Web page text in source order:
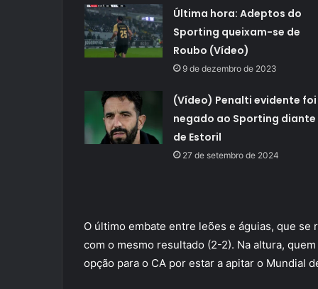
Última hora: Adeptos do
Sporting queixam-se de
Roubo (Vídeo)
9 de dezembro de 2023
(Vídeo) Penalti evidente foi
negado ao Sporting diante
de Estoril
27 de setembro de 2024
O último embate entre leões e águias, que
com o mesmo resultado (2-2). Na altura,
opção para o CA por estar a apitar o Mundial